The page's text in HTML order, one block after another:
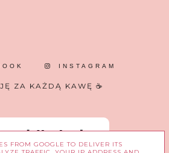
INSTAGRAM
ZA KAŻDĄ KAWĘ ☕
FROM GOOGLE TO DELIVER ITS